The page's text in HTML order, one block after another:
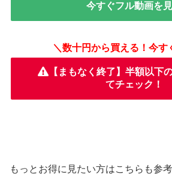
今すぐフル動画を
＼数十円から買える！今す
【まもなく終了】半額以下
てチェック！
もっとお得に見たい方はこちらも参